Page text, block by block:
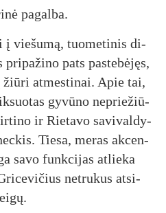
pa­gal­ba.
vie­šu­mą, tuo­me­ti­nis di­
pa­ts pa­ste­bė­jęs,
žiū­ri at­mes­ti­nai. Apie tai,
gy­vū­no ne­prie­žiū­
ir Rie­ta­vo sa­vi­val­dy­
Tie­sa, me­ras ak­cen­
sa­vo funk­ci­jas at­lie­ka
ne­tru­kus at­si­